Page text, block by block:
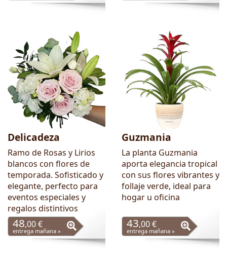
Delicadeza
Ramo de Rosas y Lirios
blancos con flores de
temporada. Sofisticado y
elegante, perfecto para
eventos especiales y
regalos distintivos
48,00 €
entrega mañana »
Guzmania
La planta Guzmania
aporta elegancia tropical
con sus flores vibrantes y
follaje verde, ideal para
hogar u oficina
43,00 €
entrega mañana »